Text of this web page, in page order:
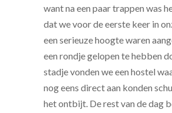
want na een paar trappen was
dat we voor de eerste keer in
een serieuze hoogte waren
een rondje gelopen te hebben
stadje vonden we een hostel
nog eens direct aan konden
het ontbijt. De rest van de dag